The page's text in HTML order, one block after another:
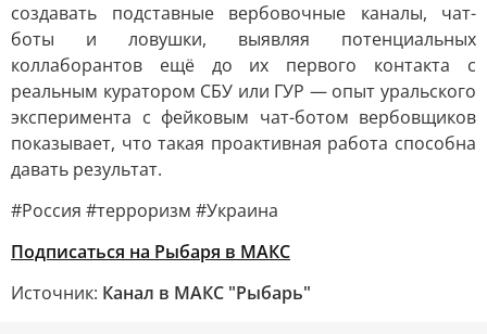
создавать подставные вербовочные каналы, чат-
боты и ловушки, выявляя потенциальных
коллаборантов ещё до их первого контакта с
реальным куратором СБУ или ГУР — опыт уральского
эксперимента с фейковым чат-ботом вербовщиков
показывает, что такая проактивная работа способна
давать результат.
#Россия #терроризм #Украина
Подписаться на Рыбаря в МАКС
Источник: Канал в МАКС "Рыбарь"